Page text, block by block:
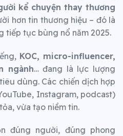
kể chuyện thay thương
hơn tin thương hiệu – đó là
tiếp tục bùng nổ năm 2025.
KOC, micro-influencer,
ngành… đang là lực lượng
dùng. Các chiến dịch hợp
Instagram, podcast)
vừa tạo niềm tin.
đúng người, đúng phong